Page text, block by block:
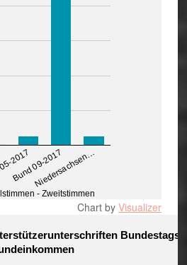
- Zweitstimmen
2017
Bund 09-2017
Niedersachsen…
Chart byVisualizer